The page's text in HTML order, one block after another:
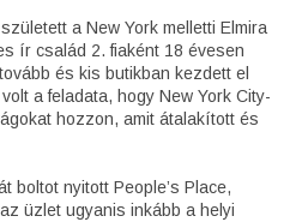
a New York melletti Elmira
ír család 2. fiaként 18 évesen
és kis butikban kezdett el
a feladata, hogy New York City-
hozzon, amit átalakított és
boltot nyitott People’s Place,
üzlet ugyanis inkább a helyi